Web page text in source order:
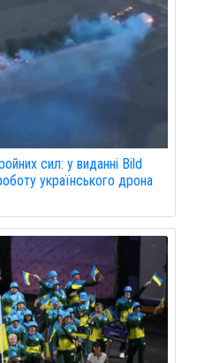
сил: у виданні Bild
українського дрона